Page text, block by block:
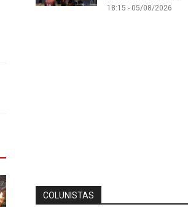
18:15 - 05/08/2026
COLUNISTAS